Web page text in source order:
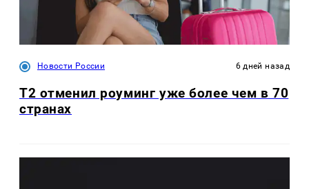
Новости России 6 дней назад
Т2 отменил роуминг уже более чем в 70
странах